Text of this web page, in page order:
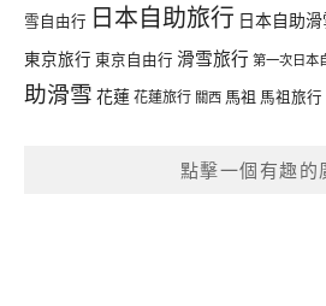
雪自由行 日本自助旅行 日本自助滑
東京旅行 東京自由行 滑雪旅行 第一次日本
助滑雪 花蓮花蓮旅行 關西 馬祖 馬祖旅行
點擊一個有趣的